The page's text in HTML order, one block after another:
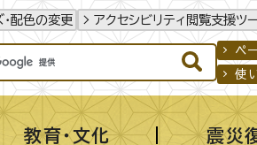
配色の変更 アクセシビリティ閲覧支援ツ
ペ
使
教育・文化 震災